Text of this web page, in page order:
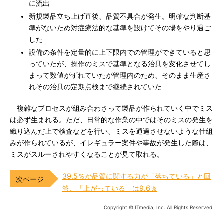
に流出
新規製品立ち上げ直後、品質不具合が発生。明確な判断基
準がないため対症療法的な基準を設けてその場をやり過ご
した
設備の条件を定量的に上下限内での管理ができていると思
っていたが、操作のミスで基準となる治具を変化させてし
まって数値がずれていたが管理内のため、そのまま生産さ
れその治具の定期点検まで継続されていた
複雑なプロセスが組み合わさって製品が作られていく中でミス
は必ず生まれる。ただ、日常的な作業の中ではそのミスの発生を
織り込んだ上で検査などを行い、ミスを通過させないような仕組
みが作られているが、イレギュラー案件や事故が発生した際は、
ミスがスルーされやすくなることが見て取れる。
39.5％が品質に関する力が「落ちている」と回
答、「上がっている」は9.6％
Copyright © ITmedia, Inc. All Rights Reserved.